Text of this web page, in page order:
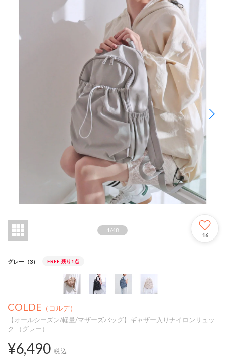
1/48
16
グレー（3） FREE 残り1点
COLDE （コルデ）
【オールシーズン/軽量/マザーズバッグ】ギャザー入りナイロンリュッ
ク （グレー）
¥6,490 税込